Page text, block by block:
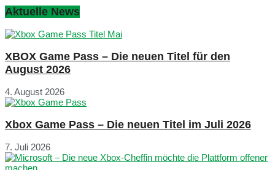
Aktuelle News
XBOX Game Pass – Die neuen Titel für den
August 2026
4. August 2026
Xbox Game Pass – Die neuen Titel im Juli 2026
7. Juli 2026